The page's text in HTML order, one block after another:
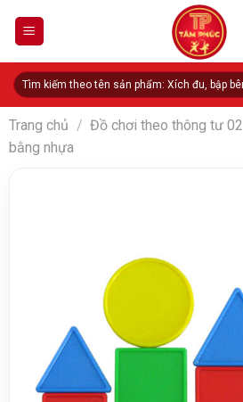
Tìm
kiếm:
Trang chủ / Đồ chơi theo thông tư 02
bằng nhựa